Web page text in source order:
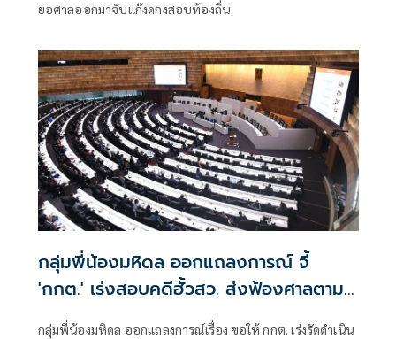
ยอศาลออกมาจับแก๊งดกงสอบท้องถิ่น
กลุ่มพี่น้องมหิดล ออกแถลงการณ์ จี้
'กกต.' เร่งสอบคดีฮั้วสว. ส่งฟ้องศาลตาม
บรรทัดฐาน
กลุ่มพี่น้องมหิดล ออกแถลงการณ์เรื่อง ขอให้ กกต. เร่งรัดดำเนิน